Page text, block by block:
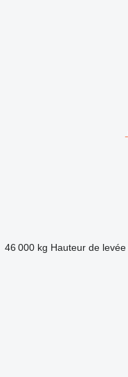
46 000 kg Hauteur de levée